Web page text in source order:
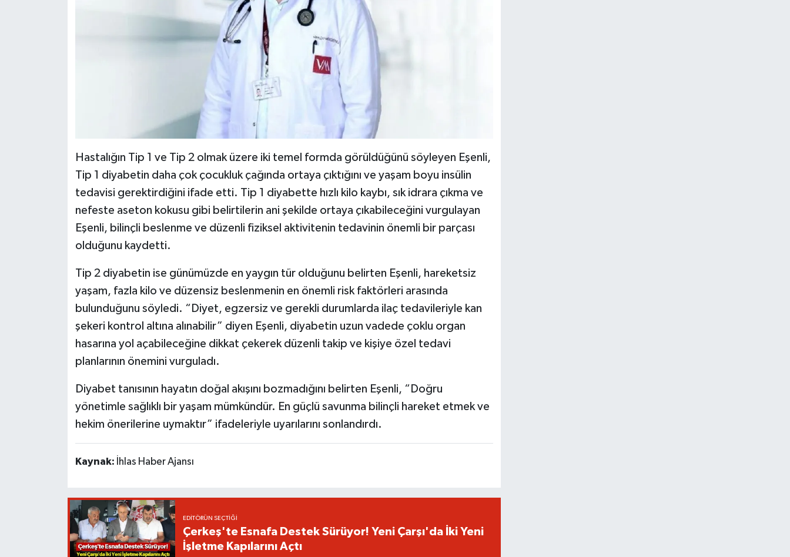
Hastalığın Tip 1 ve Tip 2 olmak üzere iki temel formda görüldüğünü söyleyen Eşenli,
Tip 1 diyabetin daha çok çocukluk çağında ortaya çıktığını ve yaşam boyu insülin
tedavisi gerektirdiğini ifade etti. Tip 1 diyabette hızlı kilo kaybı, sık idrara çıkma ve
nefeste aseton kokusu gibi belirtilerin ani şekilde ortaya çıkabileceğini vurgulayan
Eşenli, bilinçli beslenme ve düzenli fiziksel aktivitenin tedavinin önemli bir parçası
olduğunu kaydetti.
Tip 2 diyabetin ise günümüzde en yaygın tür olduğunu belirten Eşenli, hareketsiz
yaşam, fazla kilo ve düzensiz beslenmenin en önemli risk faktörleri arasında
bulunduğunu söyledi. “Diyet, egzersiz ve gerekli durumlarda ilaç tedavileriyle kan
şekeri kontrol altına alınabilir” diyen Eşenli, diyabetin uzun vadede çoklu organ
hasarına yol açabileceğine dikkat çekerek düzenli takip ve kişiye özel tedavi
planlarının önemini vurguladı.
Diyabet tanısının hayatın doğal akışını bozmadığını belirten Eşenli, “Doğru
yönetimle sağlıklı bir yaşam mümkündür. En güçlü savunma bilinçli hareket etmek ve
hekim önerilerine uymaktır” ifadeleriyle uyarılarını sonlandırdı.
Kaynak: İhlas Haber Ajansı
EDITÖRÜN SEÇTIĞI
Çerkeş'te Esnafa Destek Sürüyor! Yeni Çarşı'da İki Yeni
İşletme Kapılarını Açtı